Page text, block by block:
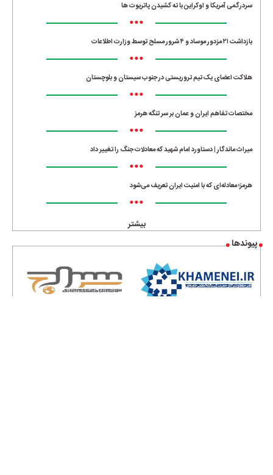
سردرگمی آمریکا و اوکراین با ته کشیدن پاتریوت ها
•••
بازداشت ۲۱ مزدور موساد و ۴ شرور مسلح توسط وزارت اطلاعات
•••
هلاکت اعضای یک تیم تروریستی در جنوب سیستان و بلوچستان
•••
مختصات تفاهم ایران و عمان بر سر تنگه هرمز
•••
میراث ماندگار | دستاورد امام شهید که معادلات جنگ را تغییر داد
•••
هرمز؛ معادله‌ای که با امنیت ایران تعریف می‌شود
•••
بیشتر
پیوندها